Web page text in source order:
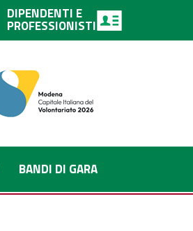
DIPENDENTI E
PROFESSIONISTI
BANDI DI GARA